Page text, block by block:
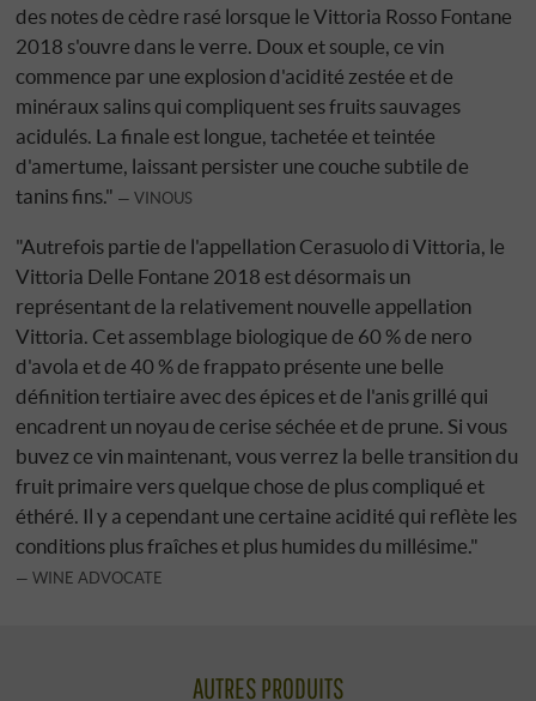
des notes de cèdre rasé lorsque le Vittoria Rosso Fontane
2018 s'ouvre dans le verre. Doux et souple, ce vin
commence par une explosion d'acidité zestée et de
minéraux salins qui compliquent ses fruits sauvages
acidulés. La finale est longue, tachetée et teintée
d'amertume, laissant persister une couche subtile de
tanins fins."
VINOUS
"Autrefois partie de l'appellation Cerasuolo di Vittoria, le
Vittoria Delle Fontane 2018 est désormais un
représentant de la relativement nouvelle appellation
Vittoria. Cet assemblage biologique de 60 % de nero
d'avola et de 40 % de frappato présente une belle
définition tertiaire avec des épices et de l'anis grillé qui
encadrent un noyau de cerise séchée et de prune. Si vous
buvez ce vin maintenant, vous verrez la belle transition du
fruit primaire vers quelque chose de plus compliqué et
éthéré. Il y a cependant une certaine acidité qui reflète les
conditions plus fraîches et plus humides du millésime."
WINE ADVOCATE
AUTRES PRODUITS